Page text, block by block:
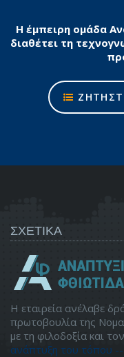
Η έμπειρη ομάδα
διαθέτει τη
ΣΧΕΤΙΚΑ
Η εταιρεία ανέλαβε
πρωτοβουλία της
με τη φιλοδοξία και
ανάπτυξη του τόπου